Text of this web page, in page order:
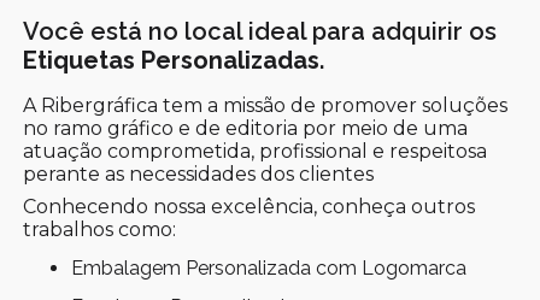
Você está no local ideal para adquirir os
Etiquetas Personalizadas.
A Ribergráfica tem a missão de promover soluções
no ramo gráfico e de editoria por meio de uma
atuação comprometida, profissional e respeitosa
perante as necessidades dos clientes
Conhecendo nossa excelência, conheça outros
trabalhos como:
Embalagem Personalizada com Logomarca